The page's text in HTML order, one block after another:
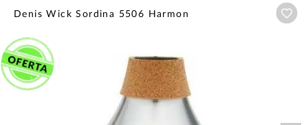
Denis Wick Sordina 5506 Harmon